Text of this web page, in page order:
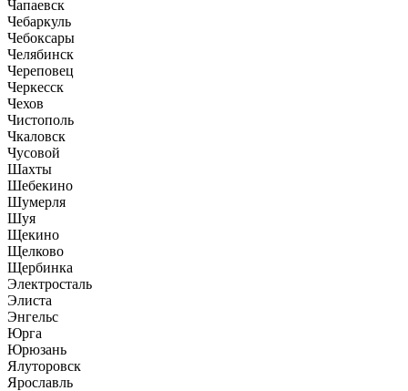
Чапаевск
Чебаркуль
Чебоксары
Челябинск
Череповец
Черкесск
Чехов
Чистополь
Чкаловск
Чусовой
Шахты
Шебекино
Шумерля
Шуя
Щекино
Щелково
Щербинка
Электросталь
Элиста
Энгельс
Юрга
Юрюзань
Ялуторовск
Ярославль